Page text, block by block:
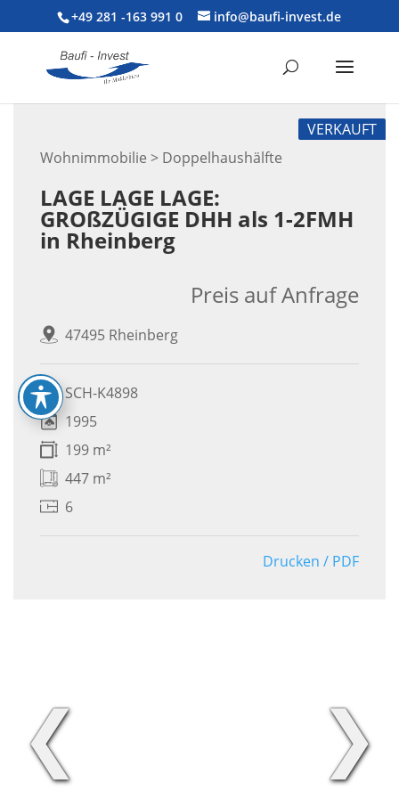
+49 281 -163 991 0 info@baufi-invest.de
Wohnimmobilie > Doppelhaushälfte
VERKAUFT
LAGE LAGE LAGE:
GROßZÜGIGE DHH als 1-2FMH
in Rheinberg
47495 Rheinberg
Preis auf Anfrage
SCH-K4898
1995
199 m²
447 m²
6
Drucken / PDF
❮ ❯